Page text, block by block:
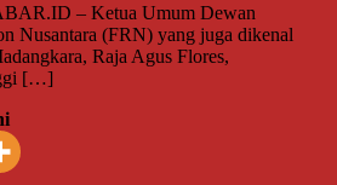
– Ketua Umum Dewan
Nusantara (FRN) yang juga dikenal
Raja Agus Flores,
[…]